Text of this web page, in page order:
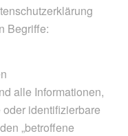
Begriffe:
alle Informationen,
identifizierbare
„betroffene